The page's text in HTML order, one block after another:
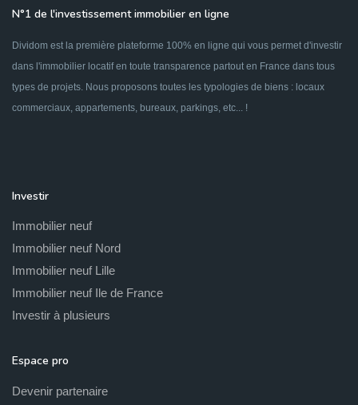
N°1 de l'investissement immobilier en ligne
Dividom est la première plateforme 100% en ligne qui vous permet d'investir
dans l'immobilier locatif en toute transparence partout en France dans tous
types de projets. Nous proposons toutes les typologies de biens : locaux
commerciaux, appartements, bureaux, parkings, etc... !
Investir
Immobilier neuf
Immobilier neuf Nord
Immobilier neuf Lille
Immobilier neuf Ile de France
Investir à plusieurs
Espace pro
Devenir partenaire